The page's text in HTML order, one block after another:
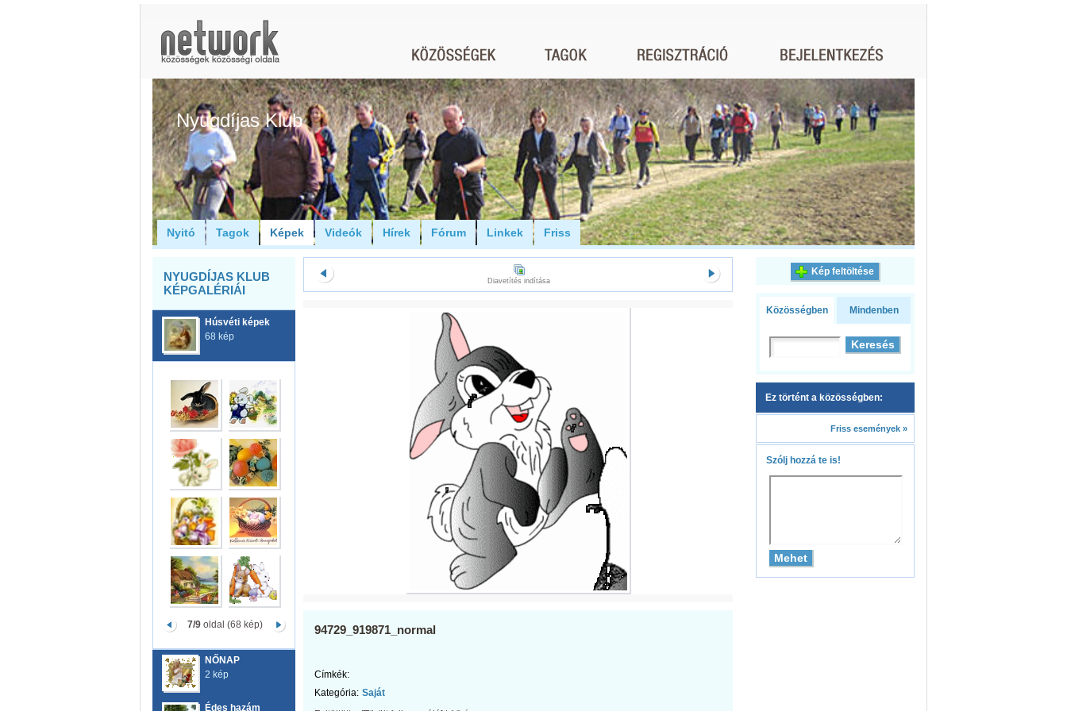
Nyugdíjas Klub
Nyitó Tagok Képek Videók Hírek Fórum Linkek Friss
NYUGDÍJAS KLUB
KÉPGALÉRIÁI
Húsvéti képek
68 kép
7/9oldal (68 kép)
NŐNAP
2 kép
Édes hazám
Diavetítés indítása
94729_919871_normal
Címkék:
Kategória: Saját
Kép feltöltése
Közösségben Mindenben
Ez történt a közösségben:
Friss események »
Szólj hozzá te is!